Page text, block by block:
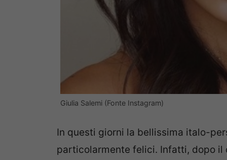
Giulia Salemi (Fonte Instagram)
In questi giorni la bellissima italo-
particolarmente felici. Infatti, dopo il